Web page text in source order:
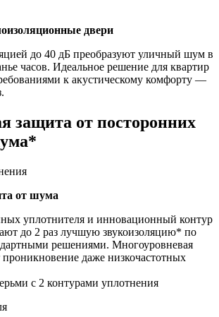
двери
до 40 дБ преобразуют уличный шум в
часов. Идеальное решение для квартир
к акустическому комфорту —
защита от посторонних
от шума
уплотнителя и инновационный контур
до 2 раз лучшую звукоизоляцию* по
решениями. Многоуровневая
проникновение даже низкочастотных
с 2 контурами уплотнения